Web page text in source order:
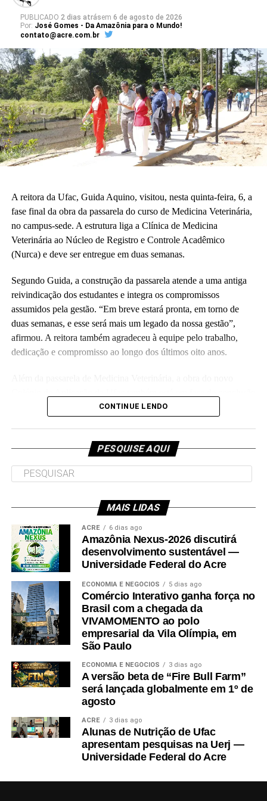
projeto arquitetônico às necessidades da educação básica. “Para
nós o sonho já está acontecendo. Quando enxergamos que a
construção existe, é uma construção adequada à nossa realidade
da educação básica.”
A vice-diretora do CAp, Alessandra Perez Lima, destacou a
relevância do novo espaço para a rotina pedagógica e acadêmica.
“Muito em breve vamos deixar de ser nômades e teremos o
nosso lugar. Eu olho para cada espaço aqui e já vejo essas
crianças correndo e sendo felizes.”
Também participaram da cerimônia o pró-reitor de Planejamento,
prefeito do campus, Artesson Cruz; além de professores, técnico-
administrativos, estudantes e representantes da construtora
responsável pela obra.
(Fhagner Soares, estagiário Ascom/Ufac)
Leia Mais: UFAC
PUBLICADO 2 dias atrásem 6 de agosto de 2026
Por: José Gomes - Da Amazônia para o Mundo!
contato@acre.com.br
A reitora da Ufac, Guida Aquino, visitou, nesta quinta-feira, 6, a
fase final da obra da passarela do curso de Medicina Veterinária,
no campus-sede. A estrutura liga a Clínica de Medicina
Veterinária ao Núcleo de Registro e Controle Acadêmico
(Nurca) e deve ser entregue em duas semanas.
Segundo Guida, a construção da passarela atende a uma antiga
reivindicação dos estudantes e integra os compromissos
assumidos pela gestão. “Em breve estará pronta, em torno de
duas semanas, e esse será mais um legado da nossa gestão”,
afirmou. A reitora também agradeceu à equipe pelo trabalho,
dedicação e compromisso ao longo dos últimos oito anos.
e deve ser entregue em breve.CONTINUE LENDO
PESQUISE AQUI
MAIS LIDAS
ACRE 6 dias ago
Amazônia Nexus-2026 discutirá
desenvolvimento sustentável —
Universidade Federal do Acre
ECONOMIA E NEGÓCIOS 5 dias ago
Comércio Interativo ganha força no
Brasil com a chegada da
VIVAMOMENTO ao polo
empresarial da Vila Olímpia, em
São Paulo
ECONOMIA E NEGÓCIOS 3 dias ago
A versão beta de “Fire Bull Farm”
será lançada globalmente em 1º de
agosto
ACRE 3 dias ago
Alunas de Nutrição de Ufac
apresentam pesquisas na Uerj —
Universidade Federal do Acre